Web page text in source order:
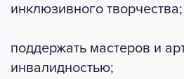
инклюзивного творчества;
поддержать мастеров и
инвалидностью;